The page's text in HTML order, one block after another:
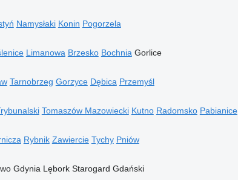
Namysłaki Konin Pogorzela
Limanowa Brzesko Bochnia Gorlice
Tarnobrzeg Gorzyce Dębica Przemyśl
Tomaszów Mazowiecki Kutno Radomsko Pabianice
Rybnik Zawiercie Tychy Pniów
Gdynia Lębork Starogard Gdański